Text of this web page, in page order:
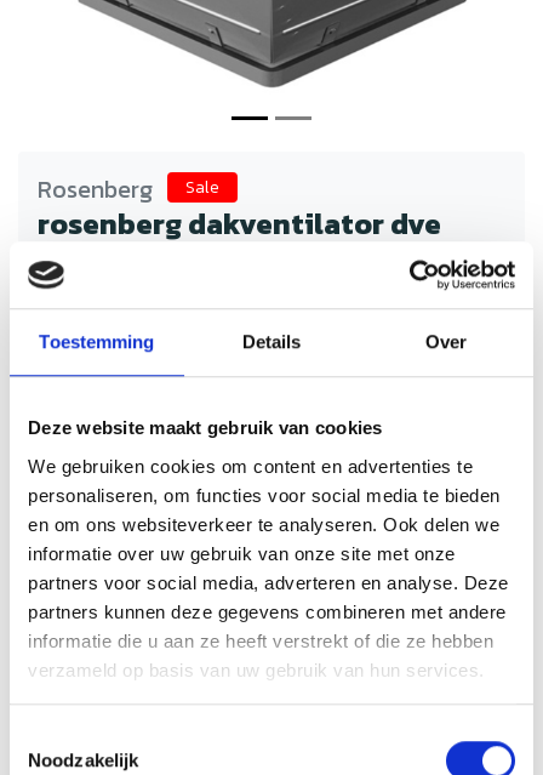
Toestemming Details Over
Deze website maakt gebruik van cookies
We gebruiken cookies om content en advertenties te
personaliseren, om functies voor social media te bieden
en om ons websiteverkeer te analyseren. Ook delen we
informatie over uw gebruik van onze site met onze
partners voor social media, adverteren en analyse. Deze
partners kunnen deze gegevens combineren met andere
informatie die u aan ze heeft verstrekt of die ze hebben
verzameld op basis van uw gebruik van hun services.
Noodzakelijk
Rosenberg Sale
rosenberg dakventilator dve
400-4E
Schrijf je eigen review
€1.391,49€2.782,98 Incl. btw
Rosenberg dakventilatoren bieden krachtige en
industriële ruimtes. Stil, betrouwbaar en duurzaam voor
Op voorraad Levertijd: 2 tot 4 werkdagen
Aantal
Toevoegen aan winkelwagen
Toevoegen aan offerte